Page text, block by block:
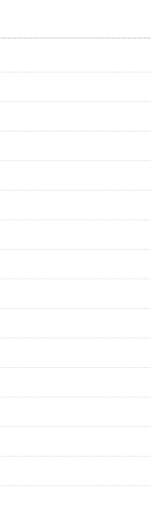
るべき対処法5つ
消ダイエット活用法
るための方法6つ
急処理とアフターケア